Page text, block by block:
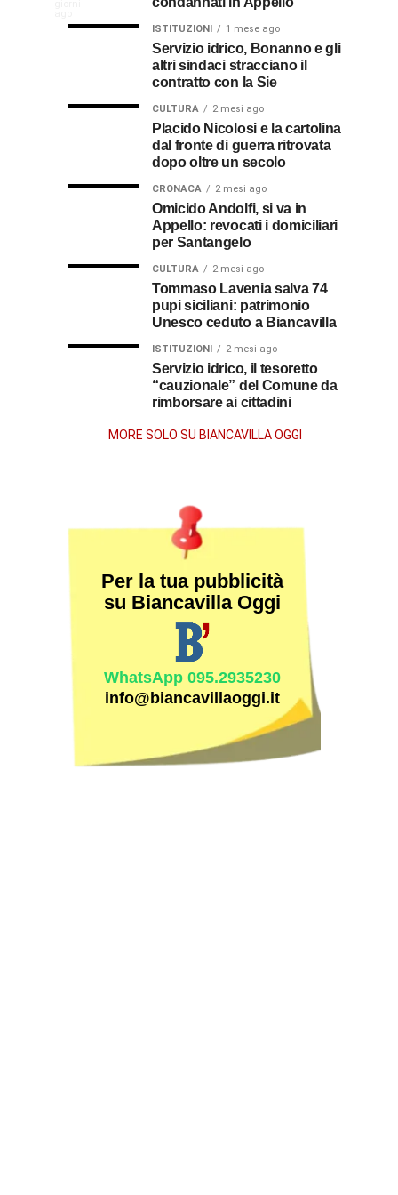
Calabria
premio
al
sacerdote
Vincenzo
77
dopo
morte
per
della
ISTITUZIONI 1 mese ago
Servizio idrico, Bonanno e gli
altri sindaci stracciano il
contratto con la Sie
CULTURA 2 mesi ago
Placido Nicolosi e la cartolina
dal fronte di guerra ritrovata
dopo oltre un secolo
CRONACA 2 mesi ago
Omicido Andolfi, si va in
Appello: revocati i domiciliari
per Santangelo
CULTURA 2 mesi ago
Tommaso Lavenia salva 74
pupi siciliani: patrimonio
Unesco ceduto a Biancavilla
ISTITUZIONI 2 mesi ago
Servizio idrico, il tesoretto
“cauzionale” del Comune da
rimborsare ai cittadini
MORE SOLO SU BIANCAVILLA OGGI
Per la tua pubblicità
su Biancavilla Oggi
WhatsApp 095.2935230
info@biancavillaoggi.it